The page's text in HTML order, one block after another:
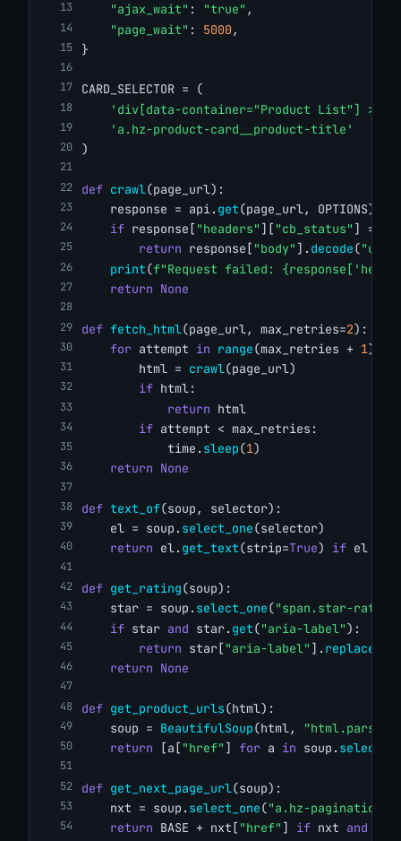
"ajax_wait" : "true" ,
"page_wait" : 5000 ,
}
CARD_SELECTOR = (
'div[data-container="Product List"] >
'a.hz-product-card__product-title'
)
def crawl(page_url):
    response = api.
get(page_url, OPTIONS)
if response[ "headers" ][ "cb_status" ] ==
return response[ "body" ]. decode("utf-
print(f"Request failed:
return None
def fetch_html(page_url, max_retries=2):
for attempt in range(max_retries + 1):
        html =
crawl(page_url)
if html:
return html
if attempt < max_retries:
            time.
sleep(1)
return None
def text_of(soup, selector):
    el = soup.
select_one(selector)
return el. get_text(strip=True) if el
def get_rating(soup):
    star = soup.
select_one("span.star-
if star and star. get("aria-label"):
return star[ "aria-label" ]. replace
return None
def get_product_urls(html):
    soup =
BeautifulSoup(html, "html.parser"
return [a[ "href" ] for a in soup. select
def get_next_page_url(soup):
    nxt = soup.
select_one("a.hz-pagination-
return BASE + nxt[ "href" ] if nxt and